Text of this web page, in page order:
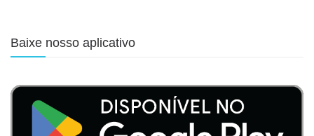
Baixe nosso aplicativo